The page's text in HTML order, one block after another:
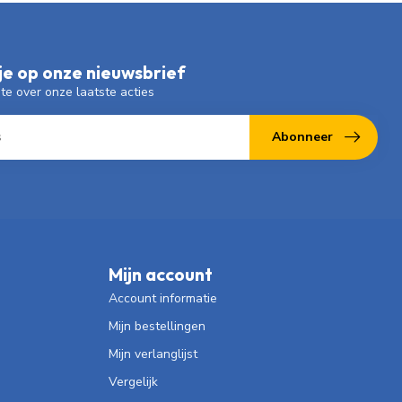
op onze nieuwsbrief
over onze laatste acties
Abonneer
Mijn account
Account informatie
Mijn bestellingen
Mijn verlanglijst
Vergelijk